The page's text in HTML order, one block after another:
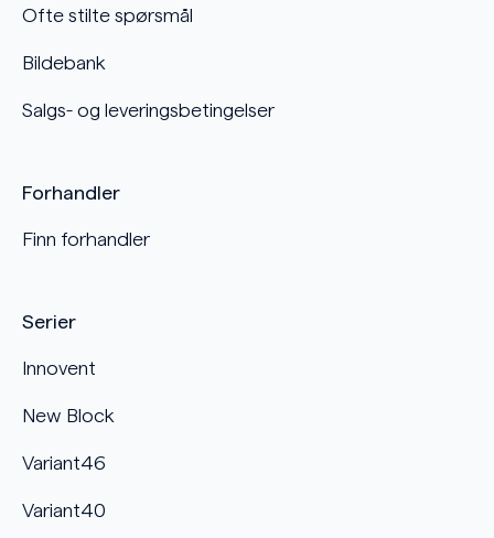
Serier
Innovent
New Block
Variant46
Variant40
Ofte stilte spørsmål
Bildebank
Salgs- og leveringsbetingelser
Forhandler
Finn forhandler